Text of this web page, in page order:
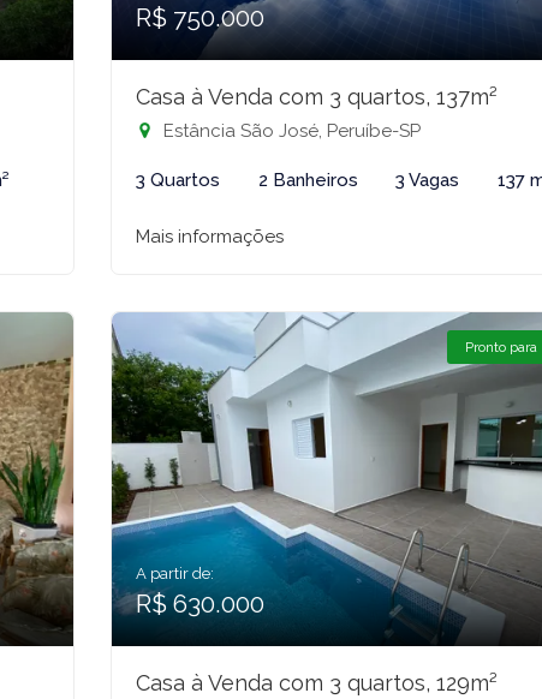
R$ 750.000
Casa à Venda com 3 quartos, 137m²
Estância São José, Peruíbe-SP
3 Quartos 2 Banheiros 3 Vagas 137
Mais informações
Pronto para
A partir de:
R$ 630.000
Casa à Venda com 3 quartos, 129m²